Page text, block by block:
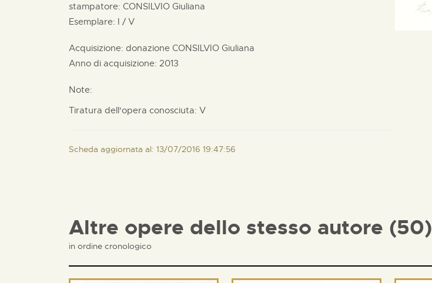
stampatore: CONSILVIO Giuliana
Esemplare: I / V
Acquisizione: donazione CONSILVIO Giuliana
Anno di acquisizione: 2013
Note:
Tiratura dell'opera conosciuta: V
Scheda aggiornata al: 13/07/2016 19:47:56
Altre opere dello stesso autore (50)
in ordine cronologico